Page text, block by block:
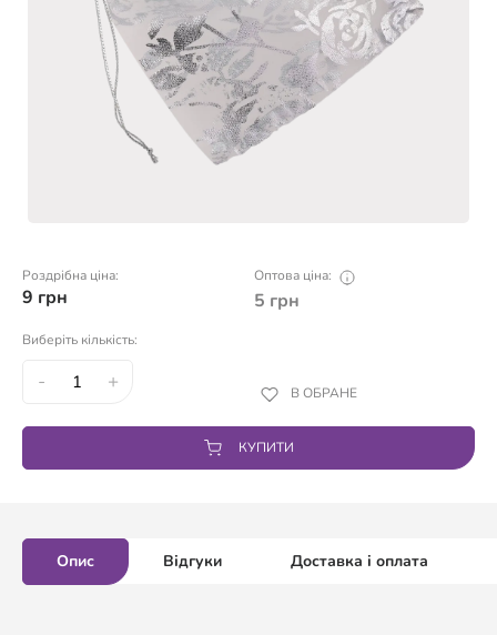
Роздрібна ціна:
9 грн
Оптова ціна:
5 грн
Виберіть кількість:
- + В ОБРАНЕ
КУПИТИ
Опис Відгуки Доставка і оплата